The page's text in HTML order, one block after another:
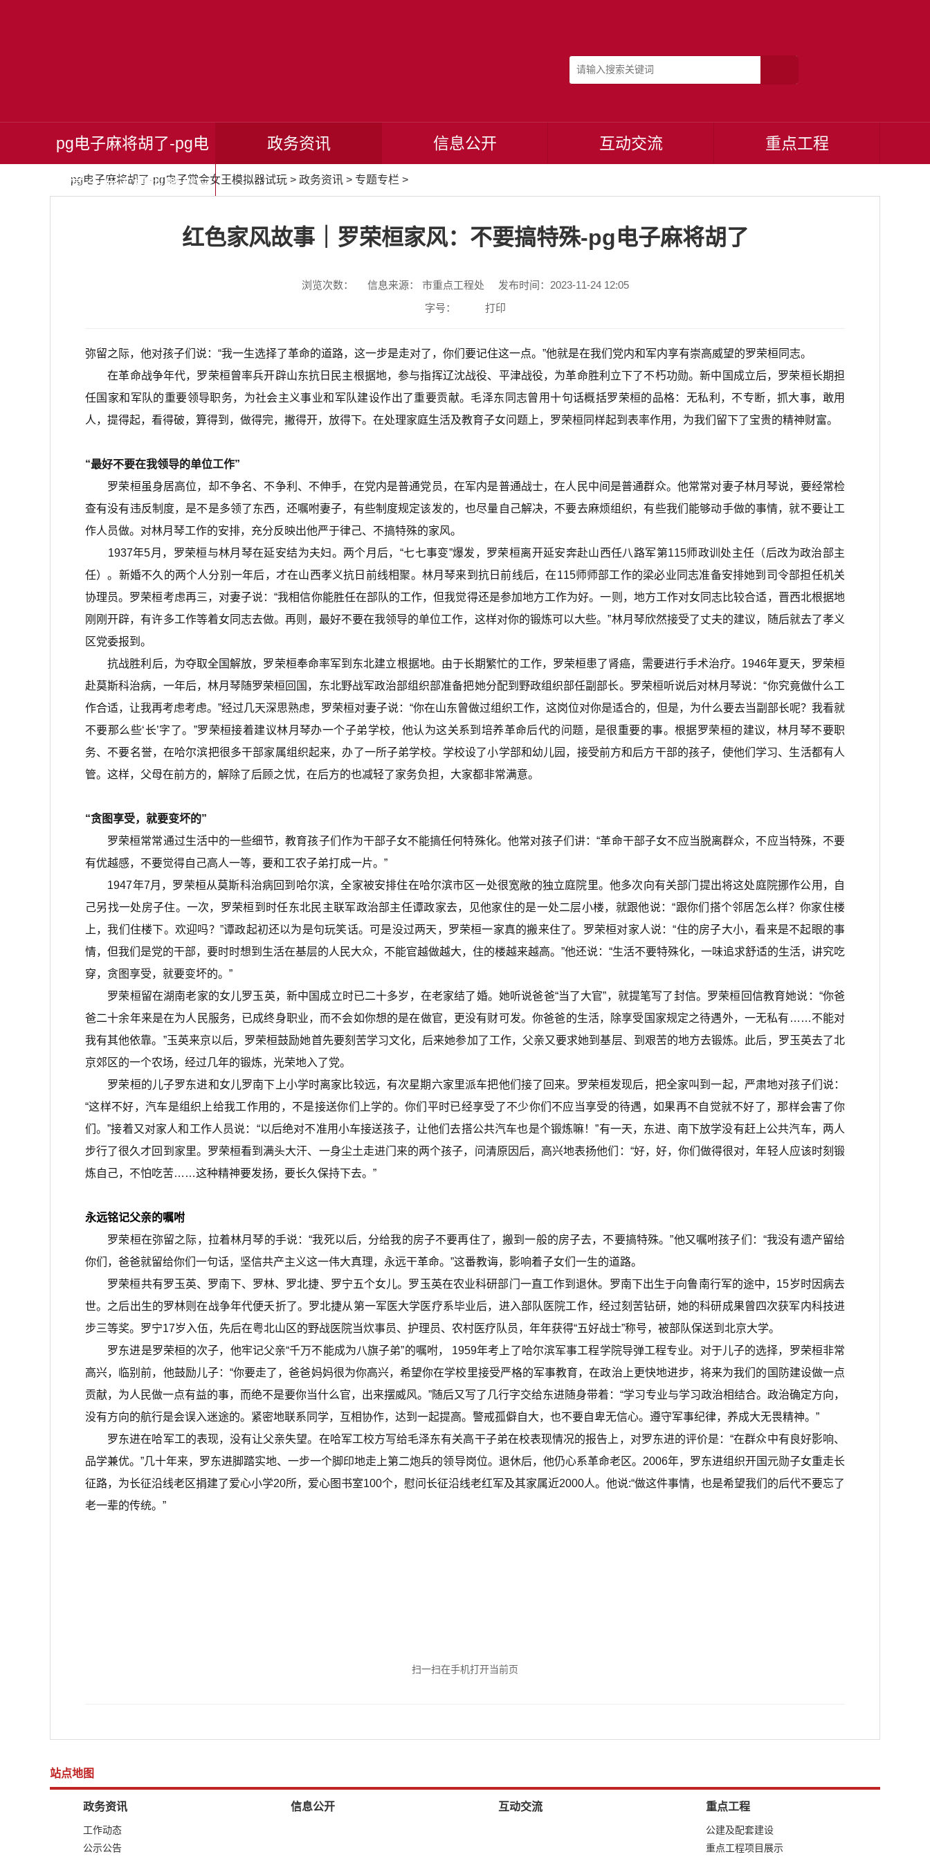
pg电子麻将胡了-pg电
子赏金女王模拟器试玩
政务资讯 信息公开 互动交流 重点工程
pg电子麻将胡了-pg电子赏金女王模拟器试玩 > 政务资讯 > 专题专栏 >
红色家风故事｜罗荣桓家风：不要搞特殊-pg电子麻将胡了
浏览次数： 信息来源： 市重点工程处
发布时间：2023-11-24 12:05
字号：
打印
弥留之际，他对孩子们说：“我一生选择了革命的道路，这一步是走对了，你们要记住这一点。”他就是在我们党内和军内享有崇高威望的罗荣桓同志。
在革命战争年代，罗荣桓曾率兵开辟山东抗日民主根据地，参与指挥辽沈战役、平津战役，为革命胜利立下了不朽功勋。新中国成立后，罗荣桓长期担
任国家和军队的重要领导职务，为社会主义事业和军队建设作出了重要贡献。毛泽东同志曾用十句话概括罗荣桓的品格：无私利，不专断，抓大事，敢用
人，提得起，看得破，算得到，做得完，撇得开，放得下。在处理家庭生活及教育子女问题上，罗荣桓同样起到表率作用，为我们留下了宝贵的精神财富。
“最好不要在我领导的单位工作”
罗荣桓虽身居高位，却不争名、不争利、不伸手，在党内是普通党员，在军内是普通战士，在人民中间是普通群众。他常常对妻子林月琴说，要经常检
查有没有违反制度，是不是多领了东西，还嘱咐妻子，有些制度规定该发的，也尽量自己解决，不要去麻烦组织，有些我们能够动手做的事情，就不要让工
作人员做。对林月琴工作的安排，充分反映出他严于律己、不搞特殊的家风。
1937年5月，罗荣桓与林月琴在延安结为夫妇。两个月后，“七七事变”爆发，罗荣桓离开延安奔赴山西任八路军第115师政训处主任（后改为政治部主
任）。新婚不久的两个人分别一年后，才在山西孝义抗日前线相聚。林月琴来到抗日前线后，在115师师部工作的梁必业同志准备安排她到司令部担任机关
协理员。罗荣桓考虑再三，对妻子说：“我相信你能胜任在部队的工作，但我觉得还是参加地方工作为好。一则，地方工作对女同志比较合适，晋西北根据地
刚刚开辟，有许多工作等着女同志去做。再则，最好不要在我领导的单位工作，这样对你的锻炼可以大些。”林月琴欣然接受了丈夫的建议，随后就去了孝义
区党委报到。
抗战胜利后，为夺取全国解放，罗荣桓奉命率军到东北建立根据地。由于长期繁忙的工作，罗荣桓患了肾癌，需要进行手术治疗。1946年夏天，罗荣桓
赴莫斯科治病，一年后，林月琴随罗荣桓回国，东北野战军政治部组织部准备把她分配到野政组织部任副部长。罗荣桓听说后对林月琴说：“你究竟做什么工
作合适，让我再考虑考虑。”经过几天深思熟虑，罗荣桓对妻子说：“你在山东曾做过组织工作，这岗位对你是适合的，但是，为什么要去当副部长呢？我看就
不要那么些‘长’字了。”罗荣桓接着建议林月琴办一个子弟学校，他认为这关系到培养革命后代的问题，是很重要的事。根据罗荣桓的建议，林月琴不要职
务、不要名誉，在哈尔滨把很多干部家属组织起来，办了一所子弟学校。学校设了小学部和幼儿园，接受前方和后方干部的孩子，使他们学习、生活都有人
管。这样，父母在前方的，解除了后顾之忧，在后方的也减轻了家务负担，大家都非常满意。
“贪图享受，就要变坏的”
罗荣桓常常通过生活中的一些细节，教育孩子们作为干部子女不能搞任何特殊化。他常对孩子们讲：“革命干部子女不应当脱离群众，不应当特殊，不要
有优越感，不要觉得自己高人一等，要和工农子弟打成一片。”
1947年7月，罗荣桓从莫斯科治病回到哈尔滨，全家被安排住在哈尔滨市区一处很宽敞的独立庭院里。他多次向有关部门提出将这处庭院挪作公用，自
己另找一处房子住。一次，罗荣桓到时任东北民主联军政治部主任谭政家去，见他家住的是一处二层小楼，就跟他说：“跟你们搭个邻居怎么样？你家住楼
上，我们住楼下。欢迎吗？”谭政起初还以为是句玩笑话。可是没过两天，罗荣桓一家真的搬来住了。罗荣桓对家人说：“住的房子大小，看来是不起眼的事
情，但我们是党的干部，要时时想到生活在基层的人民大众，不能官越做越大，住的楼越来越高。”他还说：“生活不要特殊化，一味追求舒适的生活，讲究吃
穿，贪图享受，就要变坏的。”
罗荣桓留在湖南老家的女儿罗玉英，新中国成立时已二十多岁，在老家结了婚。她听说爸爸“当了大官”，就提笔写了封信。罗荣桓回信教育她说：“你爸
爸二十余年来是在为人民服务，已成终身职业，而不会如你想的是在做官，更没有财可发。你爸爸的生活，除享受国家规定之待遇外，一无私有……不能对
我有其他依靠。”玉英来京以后，罗荣桓鼓励她首先要刻苦学习文化，后来她参加了工作，父亲又要求她到基层、到艰苦的地方去锻炼。此后，罗玉英去了北
京郊区的一个农场，经过几年的锻炼，光荣地入了党。
罗荣桓的儿子罗东进和女儿罗南下上小学时离家比较远，有次星期六家里派车把他们接了回来。罗荣桓发现后，把全家叫到一起，严肃地对孩子们说：
“这样不好，汽车是组织上给我工作用的，不是接送你们上学的。你们平时已经享受了不少你们不应当享受的待遇，如果再不自觉就不好了，那样会害了你
们。”接着又对家人和工作人员说：“以后绝对不准用小车接送孩子，让他们去搭公共汽车也是个锻炼嘛！”有一天，东进、南下放学没有赶上公共汽车，两人
步行了很久才回到家里。罗荣桓看到满头大汗、一身尘土走进门来的两个孩子，问清原因后，高兴地表扬他们：“好，好，你们做得很对，年轻人应该时刻锻
炼自己，不怕吃苦……这种精神要发扬，要长久保持下去。”
永远铭记父亲的嘱咐
罗荣桓在弥留之际，拉着林月琴的手说：“我死以后，分给我的房子不要再住了，搬到一般的房子去，不要搞特殊。”他又嘱咐孩子们：“我没有遗产留给
你们，爸爸就留给你们一句话，坚信共产主义这一伟大真理，永远干革命。”这番教诲，影响着子女们一生的道路。
罗荣桓共有罗玉英、罗南下、罗林、罗北捷、罗宁五个女儿。罗玉英在农业科研部门一直工作到退休。罗南下出生于向鲁南行军的途中，15岁时因病去
世。之后出生的罗林则在战争年代便夭折了。罗北捷从第一军医大学医疗系毕业后，进入部队医院工作，经过刻苦钻研，她的科研成果曾四次获军内科技进
步三等奖。罗宁17岁入伍，先后在粤北山区的野战医院当炊事员、护理员、农村医疗队员，年年获得“五好战士”称号，被部队保送到北京大学。
罗东进是罗荣桓的次子，他牢记父亲“千万不能成为八旗子弟”的嘱咐， 1959年考上了哈尔滨军事工程学院导弹工程专业。对于儿子的选择，罗荣桓非常
高兴，临别前，他鼓励儿子：“你要走了，爸爸妈妈很为你高兴，希望你在学校里接受严格的军事教育，在政治上更快地进步，将来为我们的国防建设做一点
贡献，为人民做一点有益的事，而绝不是要你当什么官，出来摆威风。”随后又写了几行字交给东进随身带着：“学习专业与学习政治相结合。政治确定方向，
没有方向的航行是会误入迷途的。紧密地联系同学，互相协作，达到一起提高。警戒孤僻自大，也不要自卑无信心。遵守军事纪律，养成大无畏精神。”
罗东进在哈军工的表现，没有让父亲失望。在哈军工校方写给毛泽东有关高干子弟在校表现情况的报告上，对罗东进的评价是：“在群众中有良好影响、
品学兼优。”几十年来，罗东进脚踏实地、一步一个脚印地走上第二炮兵的领导岗位。退休后，他仍心系革命老区。2006年，罗东进组织开国元勋子女重走长
征路，为长征沿线老区捐建了爱心小学20所，爱心图书室100个，慰问长征沿线老红军及其家属近2000人。他说:“做这件事情，也是希望我们的后代不要忘了
老一辈的传统。”
扫一扫在手机打开当前页
站点地图
政务资讯
工作动态
公示公告
信息公开 互动交流 重点工程
公建及配套建设
重点工程项目展示